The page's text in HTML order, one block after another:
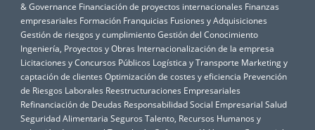
& Governance Financiación de proyectos internacionales Finanzas
empresariales Formación Franquicias Fusiones y Adquisiciones
Gestión de riesgos y cumplimientoGestión del Conocimiento
Ingeniería, Proyectos y Obras Internacionalización de la empresa
Licitaciones y Concursos Públicos Logística y Transporte Marketing y
captación de clientes Optimización de costes y eficiencia Prevención
de Riesgos Laborales Reestructuraciones Empresariales
Refinanciación de Deudas Responsabilidad Social Empresarial Salud
Seguridad Alimentaria Seguros Talento, Recursos Humanos y